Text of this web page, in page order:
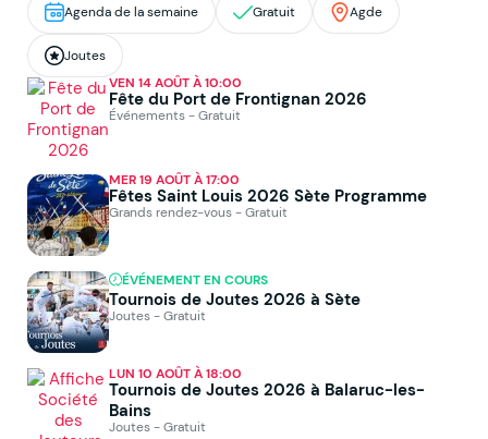
Agenda de la semaine Gratuit Agde
Joutes
VEN 14 AOÛT À 10:00
Fête du Port de Frontignan 2026
Événements - Gratuit
MER 19 AOÛT À 17:00
Fêtes Saint Louis 2026 Sète Programme
Grands rendez-vous - Gratuit
ÉVÉNEMENT EN COURS
Tournois de Joutes 2026 à Sète
Joutes - Gratuit
LUN 10 AOÛT À 18:00
Tournois de Joutes 2026 à Balaruc-les-
Bains
Joutes - Gratuit